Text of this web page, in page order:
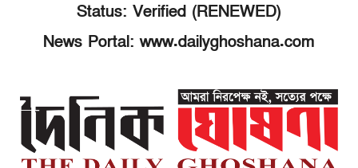
Status: Verified (RENEWED)
News Portal: www.dailyghoshana.com